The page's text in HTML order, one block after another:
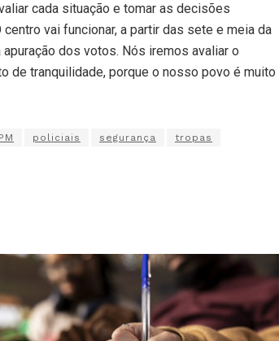
cada situação e tomar as decisões
vai funcionar, a partir das sete e meia da
dos votos. Nós iremos avaliar o
de tranquilidade, porque o nosso povo é muito
PM policiais segurança tropas